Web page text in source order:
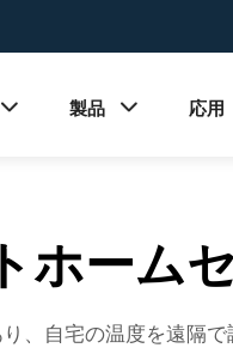
製品 応用
ホーム
、自宅の温度を遠隔